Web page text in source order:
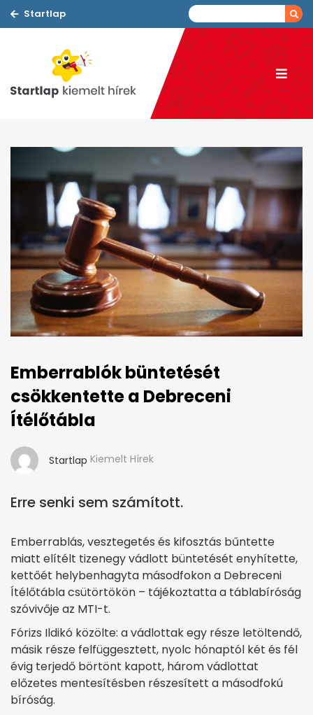
Startlap
Emberrablók büntetését
csökkentette a Debreceni
Ítélőtábla
Startlap Kiemelt Hírek
Erre senki sem számított.
Emberrablás, vesztegetés és kifosztás bűntette
miatt elítélt tizenegy vádlott büntetését enyhítette,
kettőét helybenhagyta másodfokon a Debreceni
Ítélőtábla csütörtökön – tájékoztatta a táblabíróság
szóvivője az MTI-t.
Fórizs Ildikó közölte: a vádlottak egy része letöltendő,
másik része felfüggesztett, nyolc hónaptól két és fél
évig terjedő börtönt kapott, három vádlottat
előzetes mentesítésben részesített a másodfokú
bíróság.